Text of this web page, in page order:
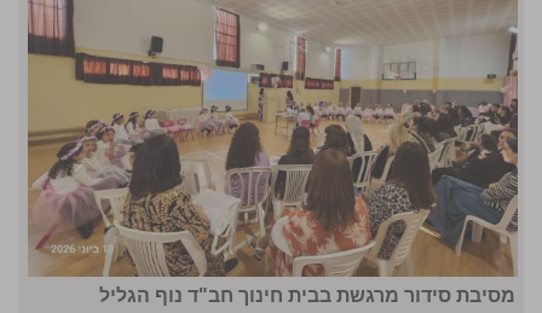
מסיבת סידור מרגשת בבית חינוך חב"ד נוף הגליל